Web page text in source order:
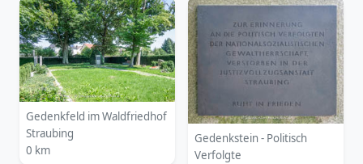
Gedenkfeld im Waldfriedhof
Straubing
0 km
Gedenkstein - Politisch
Verfolgte